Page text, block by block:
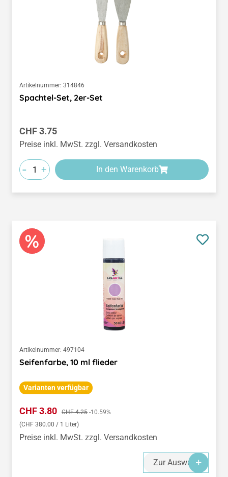
Artikelnummer: 314846
Spachtel-Set, 2er-Set
Regulärer Preis:
CHF 3.75
Preise inkl. MwSt. zzgl. Versandkosten
- + In den Warenkorb
Artikelnummer: 497104
Seifenfarbe, 10 ml flieder
Varianten verfügbar
Verkaufspreis:
CHF 3.80 Regulärer Preis:
CHF 4.25 -10.59%
(CHF 380.00 / 1 Liter)
Preise inkl. MwSt. zzgl. Versandkosten
Zur Auswahl